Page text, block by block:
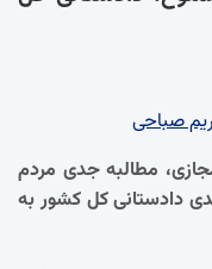
صباحی
مطالبه جدی مردم
دادستانی کل کشور به